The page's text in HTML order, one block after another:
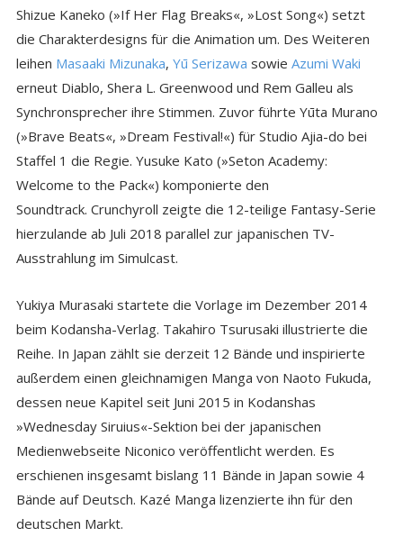
Shizue Kaneko (»If Her Flag Breaks«, »Lost Song«) setzt
die Charakterdesigns für die Animation um. Des Weiteren
leihen Masaaki Mizunaka, Yū Serizawa sowie Azumi Waki
erneut Diablo, Shera L. Greenwood und Rem Galleu als
Synchronsprecher ihre Stimmen. Zuvor führte Yūta Murano
(»Brave Beats«, »Dream Festival!«) für Studio Ajia-do bei
Staffel 1 die Regie. Yusuke Kato (»Seton Academy:
Welcome to the Pack«) komponierte den
Soundtrack. Crunchyroll zeigte die 12-teilige Fantasy-Serie
hierzulande ab Juli 2018 parallel zur japanischen TV-
Ausstrahlung im Simulcast.
Yukiya Murasaki startete die Vorlage im Dezember 2014
beim Kodansha-Verlag. Takahiro Tsurusaki illustrierte die
Reihe. In Japan zählt sie derzeit 12 Bände und inspirierte
außerdem einen gleichnamigen Manga von Naoto Fukuda,
dessen neue Kapitel seit Juni 2015 in Kodanshas
»Wednesday Siruius«-Sektion bei der japanischen
Medienwebseite Niconico veröffentlicht werden. Es
erschienen insgesamt bislang 11 Bände in Japan sowie 4
Bände auf Deutsch. Kazé Manga lizenzierte ihn für den
deutschen Markt.